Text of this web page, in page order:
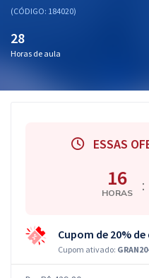
(CÓDIGO: 184020)
28
Horas de aula
ESSAS
16
HORAS :
Cupom de 20%
Cupom ativado: